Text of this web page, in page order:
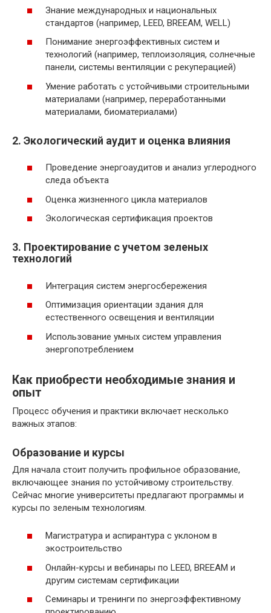
Знание международных и национальных
стандартов (например, LEED, BREEAM, WELL)
Понимание энергоэффективных систем и
технологий (например, теплоизоляция, солнечные
панели, системы вентиляции с рекуперацией)
Умение работать с устойчивыми строительными
материалами (например, переработанными
материалами, биоматериалами)
2. Экологический аудит и оценка влияния
Проведение энергоаудитов и анализ углеродного
следа объекта
Оценка жизненного цикла материалов
Экологическая сертификация проектов
3. Проектирование с учетом зеленых
технологий
Интеграция систем энергосбережения
Оптимизация ориентации здания для
естественного освещения и вентиляции
Использование умных систем управления
энергопотреблением
Как приобрести необходимые знания и
опыт
Процесс обучения и практики включает несколько
важных этапов:
Образование и курсы
Для начала стоит получить профильное образование,
включающее знания по устойчивому строительству.
Сейчас многие университеты предлагают программы и
курсы по зеленым технологиям.
Магистратура и аспирантура с уклоном в
экостроительство
Онлайн-курсы и вебинары по LEED, BREEAM и
другим системам сертификации
Семинары и тренинги по энергоэффективному